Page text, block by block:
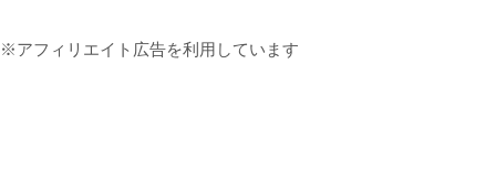
※アフィリエイト広告を利用しています